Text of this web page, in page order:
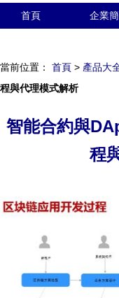
首頁 企業
當前位置： 首頁 > 產品大
程與代理模式解析
智能合約與
程